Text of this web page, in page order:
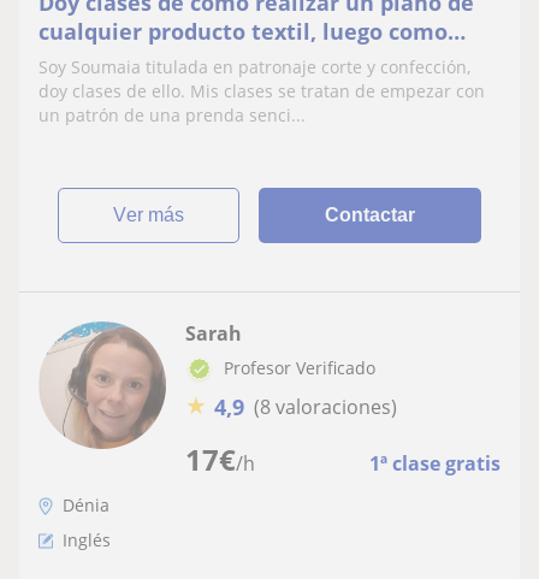
cualquier producto textil, luego como
cortar lo y coser lo
Soy Soumaia titulada en patronaje corte y confección,
doy clases de ello. Mis clases se tratan de empezar con
un patrón de una prenda senci...
ver más Contactar
17€/h 1ª clase gratis
Sarah
Profesor Verificado
★ 4,9 (8 valoraciones)
Dénia
Inglés